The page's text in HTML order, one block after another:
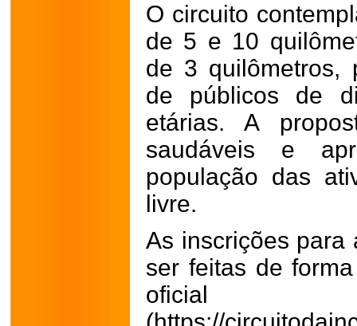
O circuito
de 5 e 10
de 3 quilômetros,
de públicos de
etárias. A
saudáveis e
população das
livre.
As inscrições para
ser feitas de
oficial